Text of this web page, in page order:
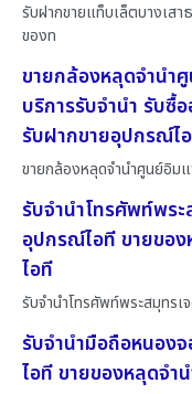
รับฝากขายแท็บเล็ตบางเสา
ของท
ขายกล้องหลุดจำนำ
บริการรับจำนำ รับซื้
รับฝากขายอุปกรณ์ไ
ขายกล้องหลุดจำนำศูนย์อิม
รับจำนำโทรศัพท์พร
อุปกรณ์ไอที ขายขอ
ไอที
รับจำนำโทรศัพท์พระสมุทรเ
รับจำนำมือถือหนอง
ไอที ขายของหลุดจำ